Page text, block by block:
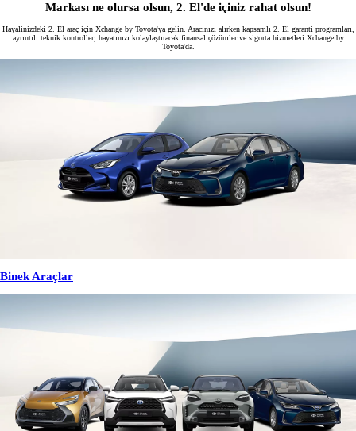
Markası ne olursa olsun, 2. El'de içiniz rahat olsun!
Hayalinizdeki 2. El araç için Xchange by Toyota'ya gelin. Aracınızı alırken kapsamlı 2. El garanti programları,
ayrıntılı teknik kontroller, hayatınızı kolaylaştıracak finansal çözümler ve sigorta hizmetleri Xchange by
Toyota'da.
Binek Araçlar